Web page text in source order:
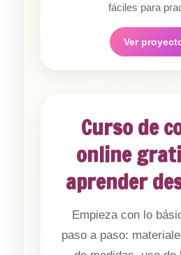
fáciles para
Ver
Curso de
online
aprender
Empieza con lo
paso a paso: